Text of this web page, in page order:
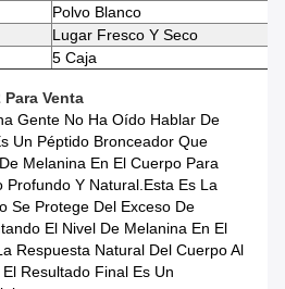
Polvo Blanco
Lugar Fresco Y Seco
5 Caja
Venta
Gente No Ha Oído Hablar De
Un Péptido Bronceador Que
Melanina En El Cuerpo Para
Y Natural.Esta Es La
Se Protege Del Exceso De
El Nivel De Melanina En El
Respuesta Natural Del Cuerpo Al
Resultado Final Es Un